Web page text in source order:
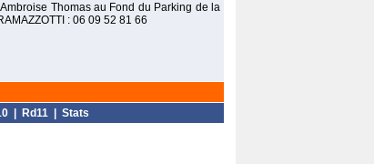
Thomas au Fond du Parking de la
: 06 09 52 81 66
| Rd11| Stats